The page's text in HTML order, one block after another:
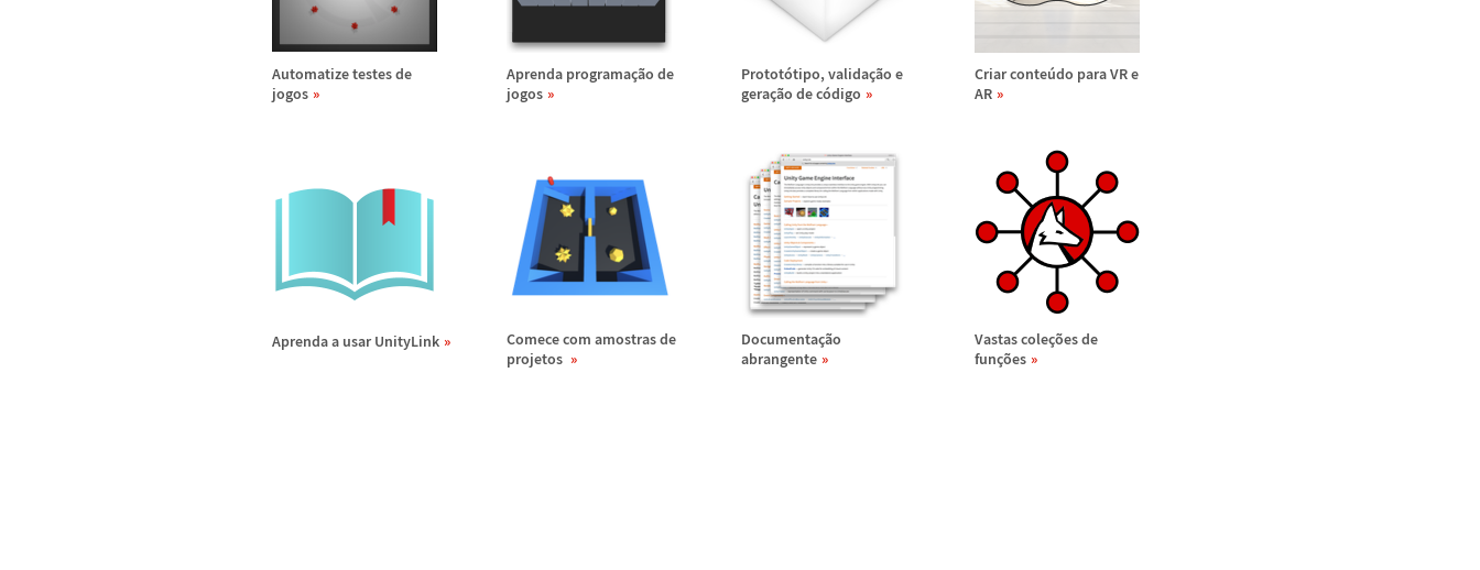
Automatize testes de
jogos
Aprenda programação de
jogos
Prototótipo, validação e
geração de código
Criar conteúdo para VR e
AR
Aprenda a usar UnityLink
Comece com amostras de
projetos
Documentação
abrangente
Vastas coleções de
funções